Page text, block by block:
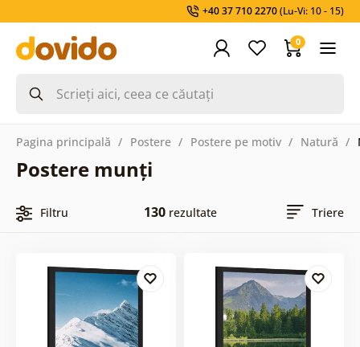
+40 37 710 2270(Lu-Vi: 10 - 15)
0
Pagina principală Postere Postere pe motiv Natură
Postere munți
Filtru 130rezultate Triere